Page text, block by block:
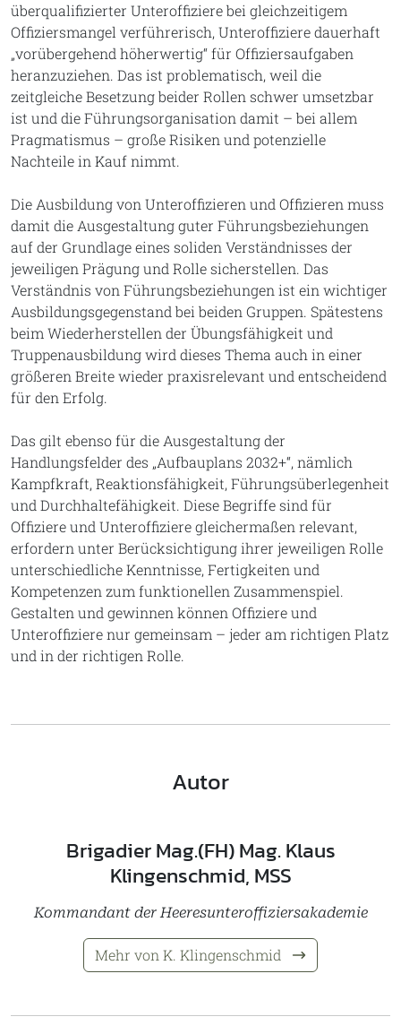
überqualifizierter Unteroffiziere bei gleichzeitigem
Offiziersmangel verführerisch, Unteroffiziere dauerhaft
„vorübergehend höherwertig“ für Offiziersaufgaben
heranzuziehen. Das ist problematisch, weil die
zeitgleiche Besetzung beider Rollen schwer umsetzbar
ist und die Führungsorganisation damit – bei allem
Pragmatismus – große Risiken und potenzielle
Nachteile in Kauf nimmt.
Die Ausbildung von Unteroffizieren und Offizieren muss
damit die Ausgestaltung guter Führungsbeziehungen
auf der Grundlage eines soliden Verständnisses der
jeweiligen Prägung und Rolle sicherstellen. Das
Verständnis von Führungsbeziehungen ist ein wichtiger
Ausbildungsgegenstand bei beiden Gruppen. Spätestens
beim Wiederherstellen der Übungsfähigkeit und
Truppenausbildung wird dieses Thema auch in einer
größeren Breite wieder praxisrelevant und entscheidend
für den Erfolg.
Das gilt ebenso für die Ausgestaltung der
Handlungsfelder des „Aufbauplans 2032+“, nämlich
Kampfkraft, Reaktionsfähigkeit, Führungsüberlegenheit
und Durchhaltefähigkeit. Diese Begriffe sind für
Offiziere und Unteroffiziere gleichermaßen relevant,
erfordern unter Berücksichtigung ihrer jeweiligen Rolle
unterschiedliche Kenntnisse, Fertigkeiten und
Kompetenzen zum funktionellen Zusammenspiel.
Gestalten und gewinnen können Offiziere und
Unteroffiziere nur gemeinsam – jeder am richtigen Platz
und in der richtigen Rolle.
Autor
Brigadier Mag.(FH) Mag. Klaus
Klingenschmid, MSS
Kommandant der Heeresunteroffiziersakademie
Mehr von K. Klingenschmid